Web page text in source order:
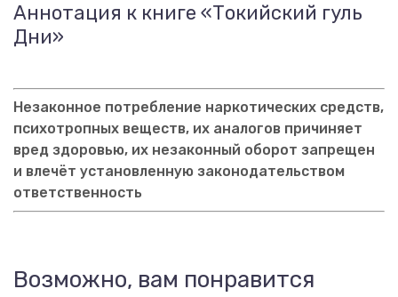
Аннотация к книге «Токийский гуль
Дни»
Незаконное потребление наркотических средств,
психотропных веществ, их аналогов причиняет
вред здоровью, их незаконный оборот запрещен
и влечёт установленную законодательством
ответственность
Возможно, вам понравится